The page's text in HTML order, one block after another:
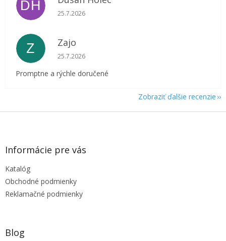
DH Hodnotenie obchodu je 5 z 5 hviezdičiek.
25.7.2026
Z Zajo
Hodnotenie obchodu je 5 z 5 hviezdičiek.
25.7.2026
Promptne a rýchle doručené
Zobraziť ďalšie recenzie
Z
Informácie pre vás
Katalóg
Obchodné podmienky
Reklamačné podmienky
Blog